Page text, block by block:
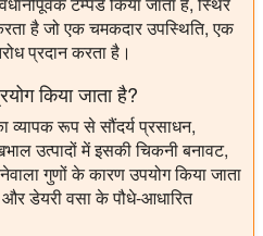
है जो एक चमकदार उपस्थिति, एक
प्रदान करता है।
किया जाता है?
रूप से सौंदर्य प्रसाधन,
उत्पादों में इसकी चिकनी बनावट,
गुणों के कारण उपयोग किया जाता
डेयरी वसा के पौधे-आधारित